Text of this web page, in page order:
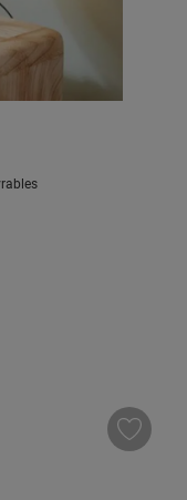
la quantité